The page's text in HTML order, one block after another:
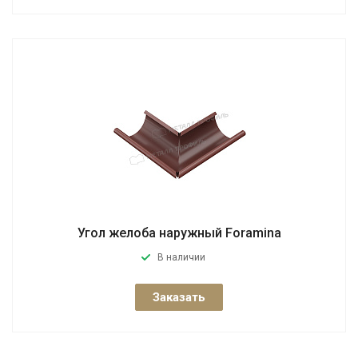
Угол желоба наружный Foramina
В наличии
Заказать